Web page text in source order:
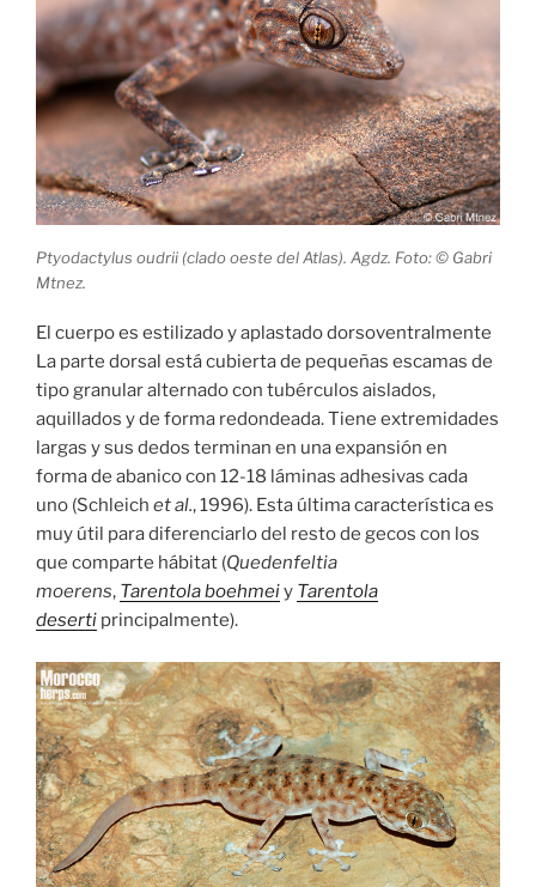
Ptyodactylus oudrii (clado oeste del Atlas). Agdz. Foto: © Gabri
Mtnez.
El cuerpo es estilizado y aplastado dorsoventralmente
La parte dorsal está cubierta de pequeñas escamas de
tipo granular alternado con tubérculos aislados,
aquillados y de forma redondeada. Tiene extremidades
largas y sus dedos terminan en una expansión en
forma de abanico con 12-18 láminas adhesivas cada
uno (Schleich et al., 1996). Esta última característica es
muy útil para diferenciarlo del resto de gecos con los
que comparte hábitat (Quedenfeltia
moerens, Tarentola boehmeiy Tarentola
deserti principalmente).